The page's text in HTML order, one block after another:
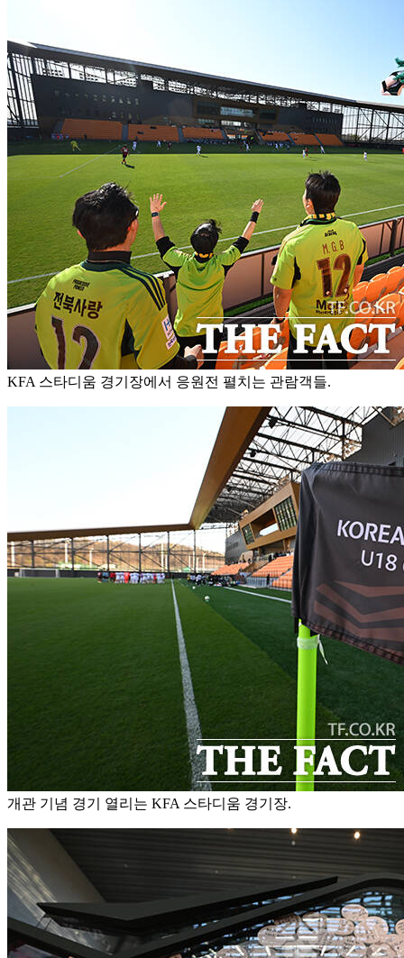
KFA 스타디움 경기장에서 응원전 펼치는 관람객들.
개관 기념 경기 열리는 KFA 스타디움 경기장.